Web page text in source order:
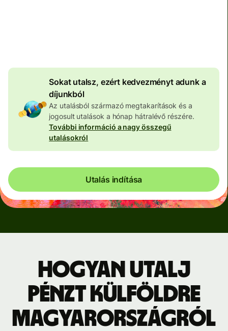
Sokat utalsz, ezért kedvezményt adunk a
díjunkból
Az utalásból származó megtakarítások és a
jogosult utalások a hónap hátralévő részére.
További információ a nagy összegű
utalásokról
Utalás indítása
Hogyan utalj
pénzt külföldre
Magyarországról